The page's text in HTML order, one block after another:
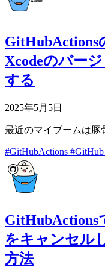
GitHubActions
Xcodeのバー
する
2025年5月5日
最近のマイブームは豚
#GitHubActions #GitHub
GitHubActions
をキャンセル
方法